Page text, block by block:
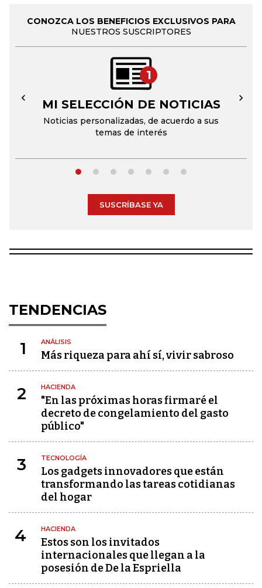
CONOZCA LOS BENEFICIOS EXCLUSIVOS PARA
NUESTROS SUSCRIPTORES
1
MI SELECCIÓN DE NOTICIAS
Noticias personalizadas, de acuerdo a sus
temas de interés
← →
SUSCRÍBASE YA
TENDENCIAS
1 ANÁLISIS
Más riqueza para ahí sí, vivir sabroso
2 HACIENDA
"En las próximas horas firmaré el
decreto de congelamiento del gasto
público"
3 TECNOLOGÍA
Los gadgets innovadores que están
transformando las tareas cotidianas
del hogar
4 HACIENDA
Estos son los invitados
internacionales que llegan a la
posesión de De la Espriella